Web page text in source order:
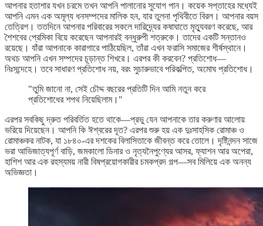
আপনার হতাশার যখন চরমে তখন আপনি পালানোর সুযোগ পান। কয়েক সপ্তাহের মধ্যেই
আপনি এমন এক অমূল্য ধনসম্পদের মালিক হন, যার তুলনা পৃথিবীতে বিরল। আপনার বয়স
তেত্রিশ। ততদিনে আপনার পরিবারের সকলে দারিদ্র্যের কষাঘাতে মৃত্যুবরণ করেছে, আর
শৈশবের প্রেমিকা বিয়ে করেছেন আপনারই বন্ধুরুপী শত্রুকে। তাদের একটি সন্তানও
রয়েছে। যাঁরা আপনাকে কারাগারে পাঠিয়েছিল, তাঁরা এখন ফরাসি সমাজের শীর্ষস্থানে।
অথচ আপনি এখন সম্পদের চূড়ান্ত শিখরে। এরপর কী করবেন? প্রতিশোধ—
নিঃসন্দেহে। তবে সাধারণ প্রতিশোধ নয়, বরং সুচারুভাবে পরিকল্পিত, অমোঘ প্রতিশোধ।
"তুমি জানো না, সেই চৌদ্দ বছরের প্রতিটি দিন আমি নতুন করে
প্রতিশোধের শপথ নিয়েছিলাম।"
এরপর সবকিছু দ্রুত পরিবর্তিত হতে থাকে—প্রভু যেন আপনাকে তার করুণার আলোয়
ভরিয়ে দিয়েছেন। আপনি কি ঈশ্বরের দূত? এরপর শুরু হয় এক দুঃসাহসিক রোমাঞ্চ ও
রোমাঞ্চকর নাটক, যা ১৮৪০-এর দশকের বিলাসিতাকে জীবন্ত করে তোলে। দৃষ্টিনন্দন সাজে
ভরা আভিজাত্যপূর্ণ বাড়ি, জমকালো ডিনার ও নৃত্যনৈপুণ্যের আসর, ফ্যাশন আর অপেরা,
হাশিশ আর এক রহস্যময় নারী বিষপ্রয়োগকারীর চমকপ্রদ গল্প—সব মিলিয়ে এক অনন্য
অভিজ্ঞতা।